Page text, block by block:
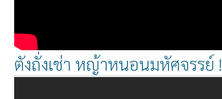
ตังถั่งเช่า หญ้าหนอนมหัศจรรย์ !